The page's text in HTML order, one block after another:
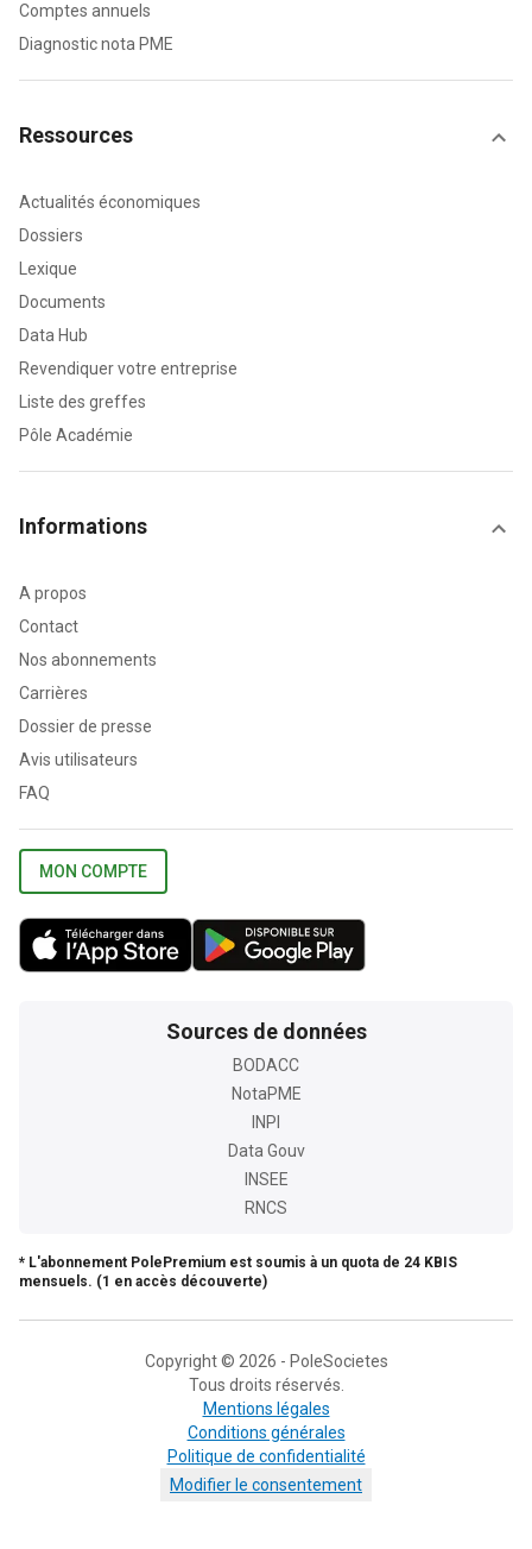
Comptes annuels
Diagnostic nota PME
Ressources
Actualités économiques
Dossiers
Lexique
Documents
Data Hub
Revendiquer votre entreprise
Liste des greffes
Pôle Académie
Informations
A propos
Contact
Nos abonnements
Carrières
Dossier de presse
Avis utilisateurs
FAQ
MON COMPTE
Sources de données
BODACC
NotaPME
INPI
Data Gouv
INSEE
RNCS
* L'abonnement PolePremium est soumis à un quota de 24 KBIS
mensuels. (1 en accès découverte)
Copyright © 2026 - PoleSocietes
Tous droits réservés.
Mentions légales
Conditions générales
Politique de confidentialité
Modifier le consentement